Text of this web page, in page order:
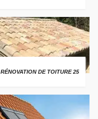
RÉNOVATION DE TOITURE 25